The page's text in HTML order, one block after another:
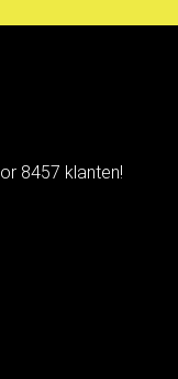
8457 klanten!